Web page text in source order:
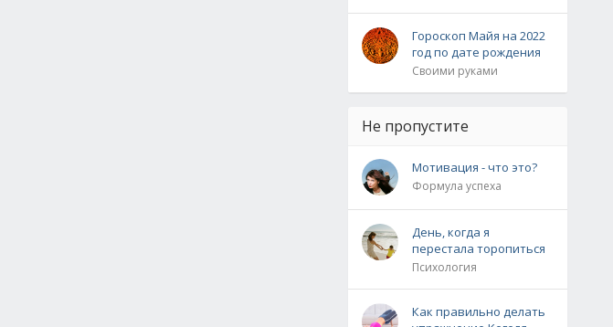
Гороскоп Майя на 2022
год по дате рождения
Своими руками
Не пропустите
Мотивация - что это?
Формула успеха
День, когда я
перестала торопиться
Психология
Как правильно делать